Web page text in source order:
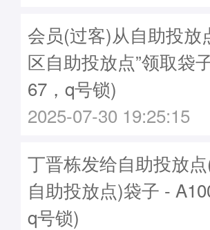
会员(过客)从自助投放
区自助投放点”领取袋
67，q号锁)
2025-07-30 19:25:15
丁晋栋发给自助投放
自助投放点)袋子 -
q号锁)